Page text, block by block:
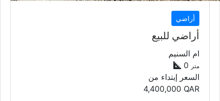
أراضي
أراضي للبيع
ام السنيم
0 متر
السعر إبتداء من
4,400,000 QAR